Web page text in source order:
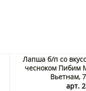
Лапша б/п со
чесноком Пибим
Вьетнам,
арт.